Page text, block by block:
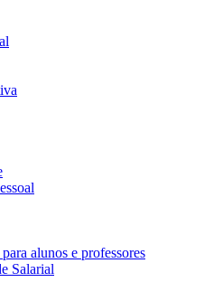
alunos e professores
Salarial